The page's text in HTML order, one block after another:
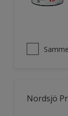
Nordsjö